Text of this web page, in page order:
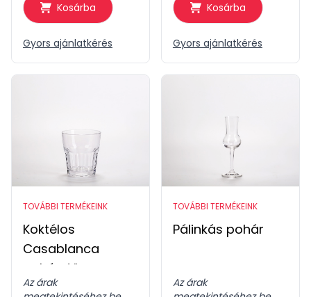
Kosárba
Gyors ajánlatkérés
Kosárba
Gyors ajánlatkérés
TOVÁBBI TERMÉKEINK
Koktélos
Casablanca
pohár, törpe
Az árak
TOVÁBBI TERMÉKEINK
Pálinkás pohár
Az árak